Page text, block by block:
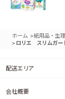
ホーム >紙用品・生
> ロリエ スリムガ
配送エリア
会社概要